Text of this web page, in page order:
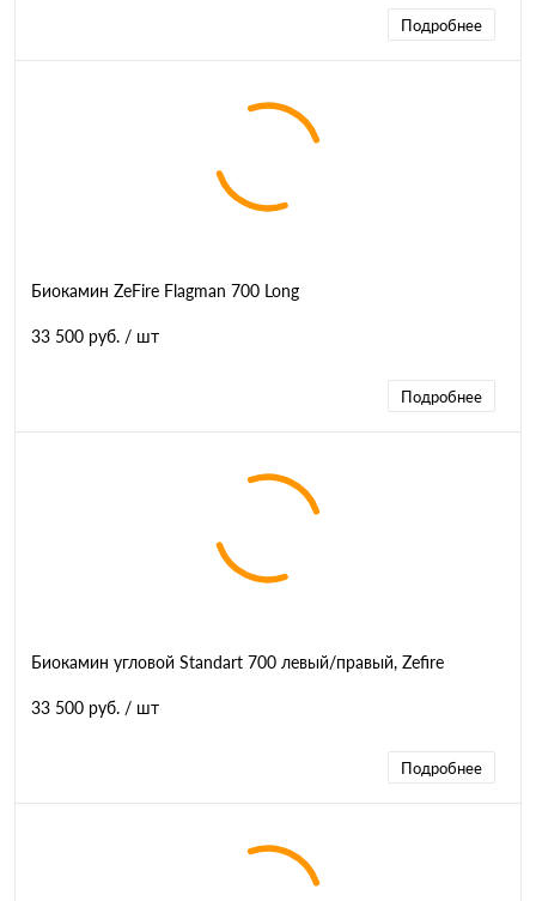
Подробнее
Биокамин ZeFire Flagman 700 Long
33 500 руб. / шт
Подробнее
Биокамин угловой Standart 700 левый/правый, Zefire
33 500 руб. / шт
Подробнее